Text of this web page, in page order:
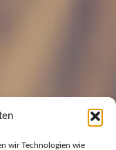
wir Technologien wie